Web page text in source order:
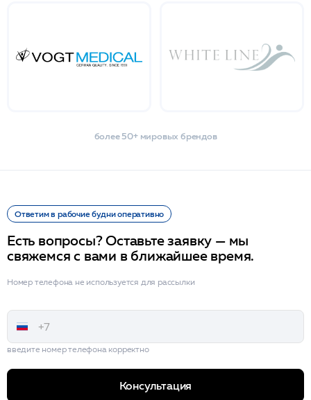
более 50+ мировых брендов
Ответим в рабочие будни оперативно
Есть вопросы? Оставьте заявку — мы
свяжемся с вами в ближайшее время.
Номер телефона не используется для рассылки
введите номер телефона корректно
Консультация